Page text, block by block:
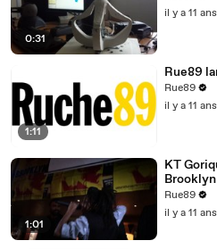
0:31
il y a 11 ans
1:11
Rue89
Rue89
il y a 11 ans
1:01
KT
Rue89
il y a 11 ans